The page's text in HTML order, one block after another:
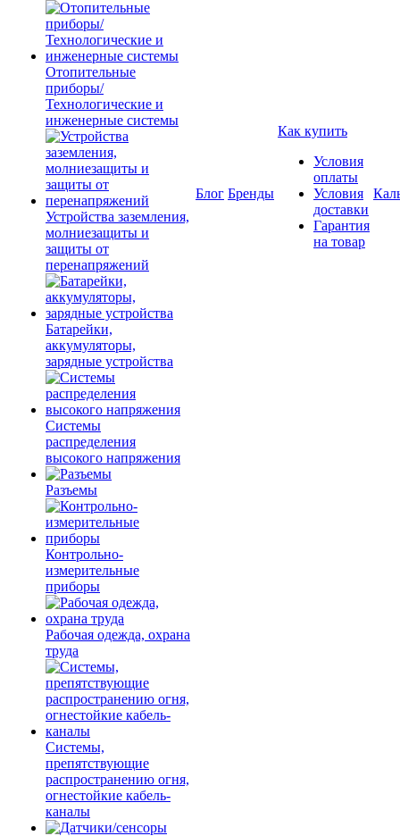
Отопительные
приборы/
Технологические и
инженерные системы
Устройства заземления,
молниезащиты и
защиты от
перенапряжений
Батарейки,
аккумуляторы,
зарядные устройства
Системы
распределения
высокого напряжения
Разъемы
Контрольно-
измерительные
приборы
Рабочая одежда, охрана
труда
Системы,
препятствующие
распространению огня,
огнестойкие кабель-
каналы
Блог Бренды
Как купить
Условия
оплаты
Условия
доставки
Гарантия
на товар